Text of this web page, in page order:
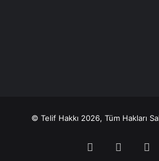
© Telif Hakkı 2026, Tüm Hakları
Facebook